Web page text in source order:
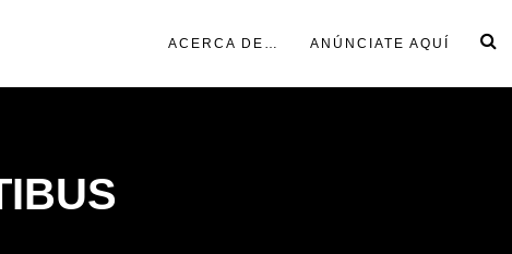
ACERCA DE… ANÚNCIATE AQUÍ